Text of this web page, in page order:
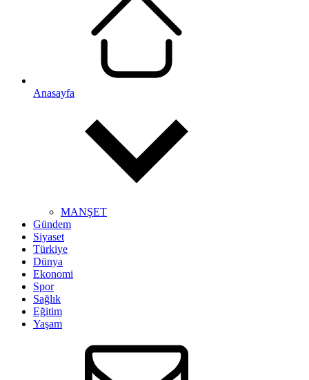
Anasayfa
MANŞET
Gündem
Siyaset
Türkiye
Dünya
Ekonomi
Spor
Sağlık
Eğitim
Yaşam